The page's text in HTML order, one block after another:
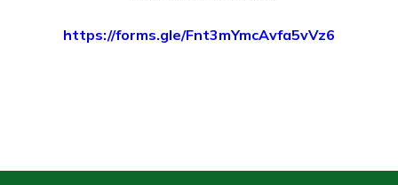
https://forms.gle/Fnt3mYmcAvfa5vVz6